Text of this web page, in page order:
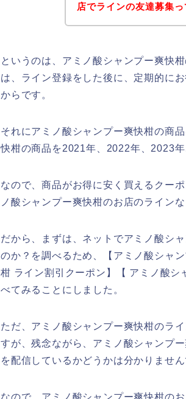
店でラインの友達募集
というのは、アミノ酸シャンプー爽快
は、ライン登録をした後に、定期的に
からです。
それにアミノ酸シャンプー爽快柑の商
快柑の商品を2021年、2022年、2023
なので、商品がお得に安く買えるクー
ノ酸シャンプー爽快柑のお店のライン
だから、まずは、ネットでアミノ酸シ
のか？を調べるため、【アミノ酸シャ
柑 ライン割引クーポン】【 アミノ酸シ
べてみることにしました。
ただ、アミノ酸シャンプー爽快柑のラ
すが、残念ながら、アミノ酸シャンプ
を配信しているかどうかは分かりません